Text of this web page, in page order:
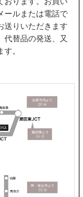
ールまたは電話で
送りいただきます
代替品の発送、又
。